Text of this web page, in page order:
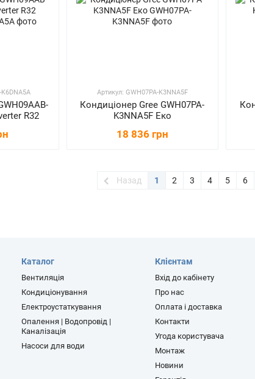
R32
Артикул: GWH07PA-K3NNA5F
Кондиціонер Gree GWH07PA-
K3NNA5F Еко
18 836 грн
Назад 1 2 3 4 5 6
Каталог
Вентиляція
Кондиціонування
Електроустаткування
Опалення | Водопровід |
Каналізація
Насоси для води
Клієнтам
Вхід до кабінету
Про нас
Оплата і доставка
Контакти
Угода користувача
Монтаж
Новини